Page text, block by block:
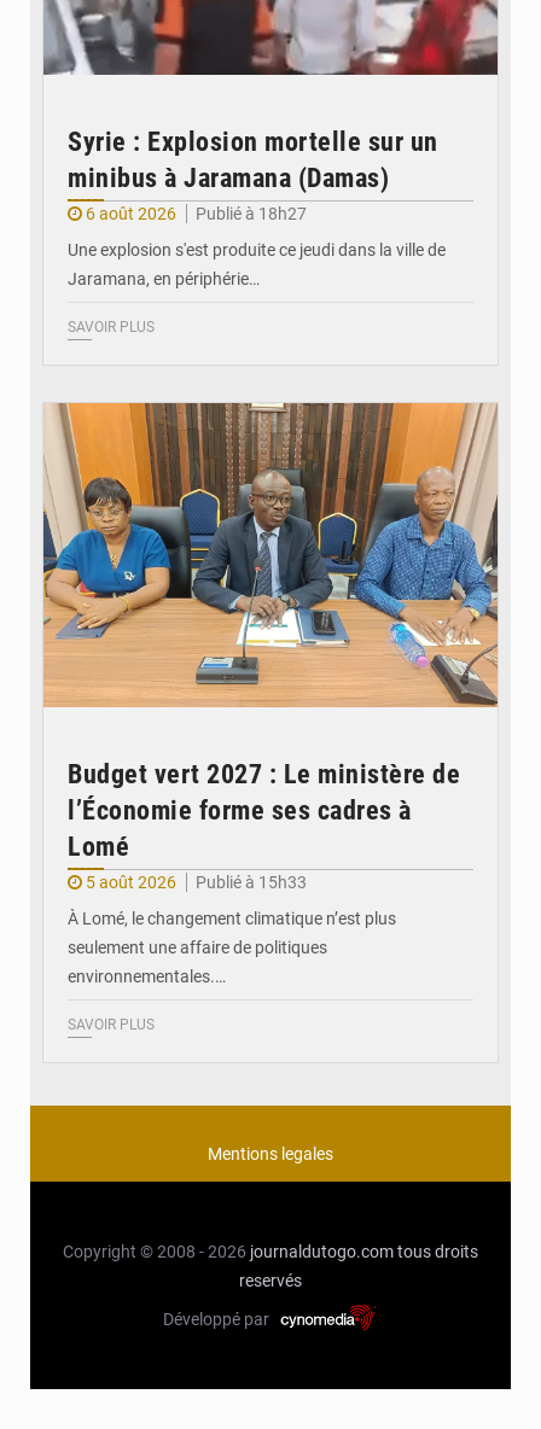
Syrie : Explosion mortelle sur un
minibus à Jaramana (Damas)
6 août 2026
Publié à 18h27
Une explosion s'est produite ce jeudi dans la ville de
Jaramana, en périphérie…
SAVOIR PLUS
Budget vert 2027 : Le ministère de
l’Économie forme ses cadres à
Lomé
5 août 2026
Publié à 15h33
À Lomé, le changement climatique n’est plus
seulement une affaire de politiques
environnementales.…
SAVOIR PLUS
Mentions legales
Copyright © 2008 - 2026 journaldutogo.comtous droits
reservés
Développé par